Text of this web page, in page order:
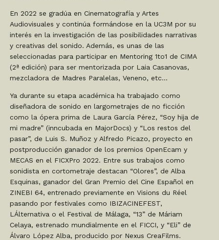
En 2022 se gradúa en Cinematografía y Artes
Audiovisuales y continúa formándose en la UC3M por su
interés en la investigación de las posibilidades narrativas
y creativas del sonido. Además, es unas de las
seleccionadas para participar en Mentoring 1to1 de CIMA
(2ª edición) para ser mentorizada por Laia Casanovas,
mezcladora de Madres Paralelas, Veneno, etc…
Ya durante su etapa académica ha trabajado como
diseñadora de sonido en largometrajes de no ficción
como la ópera prima de Laura García Pérez, “Soy hija de
mi madre” (inncubada en MajorDocs) y “Los restos del
pasar”, de Luis S. Muñoz y Alfredo Picazo, proyecto en
postproducción ganador de los premios OpenEcam y
MECAS en el FICXPro 2022. Entre sus trabajos como
sonidista en cortometraje destacan “Olores”, de Alba
Esquinas, ganador del Gran Premio del Cine Español en
ZINEBI 64, entrenado previamente en Visions du Réel
pasando por festivales como IBIZACINEFEST,
LÁlternativa o el Festival de Málaga, “13” de Máriam
Celaya, estrenado mundialmente en el FICCI, y “Eli” de
Álvaro López Alba, producido por Nexus CreaFilms.